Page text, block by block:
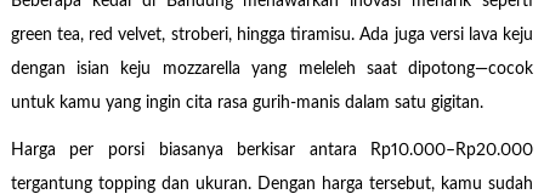
green tea, red velvet, stroberi, hingga tiramisu. Ada juga versi lava keju
dengan isian keju mozzarella yang meleleh saat dipotong—cocok
untuk kamu yang ingin cita rasa gurih-manis dalam satu gigitan.
Harga per porsi biasanya berkisar antara Rp10.000–Rp20.000
tergantung topping dan ukuran. Dengan harga tersebut, kamu sudah